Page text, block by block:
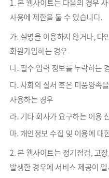
1. 본 웹사이트는 다음의 경우
사용에 제한을 둘 수 있습니다.
가. 실명을 이용하지 않거나, 타
회원가입하는 경우
나. 필수 입력 정보를 누락하는
다. 사회의 질서 혹은 미풍양속
사용하는 경우
라. 기타 회사가 요구하는 이용
마. 개인정보 수집 및 이용에 대
2. 본 웹사이트는 정기점검, 고
발생한 경우에 서비스 제공이